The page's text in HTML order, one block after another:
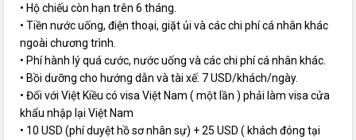
• Hộ chiếu còn hạn trên 6 tháng.
• Tiền nước uống, điện thoại, giặt ủi và các chi phí cá nhân khác
ngoài chương trình.
• Phí hành lý quá cước, nước uống và các chi phí cá nhân khác.
• Bồi dưỡng cho hướng dẫn và tài xế: 7 USD/khách/ngày.
• Đối với Việt Kiều có visa Việt Nam ( một lần ) phải làm visa cửa
khẩu nhập lại Việt Nam
• 10 USD (phí duyệt hồ sơ nhân sự) + 25 USD ( khách đóng tại